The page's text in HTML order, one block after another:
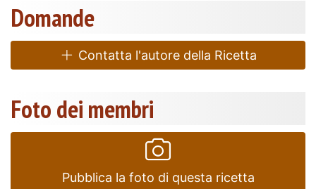
Domande
Contatta l'autore della Ricetta
Foto dei membri
Pubblica la foto di questa ricetta